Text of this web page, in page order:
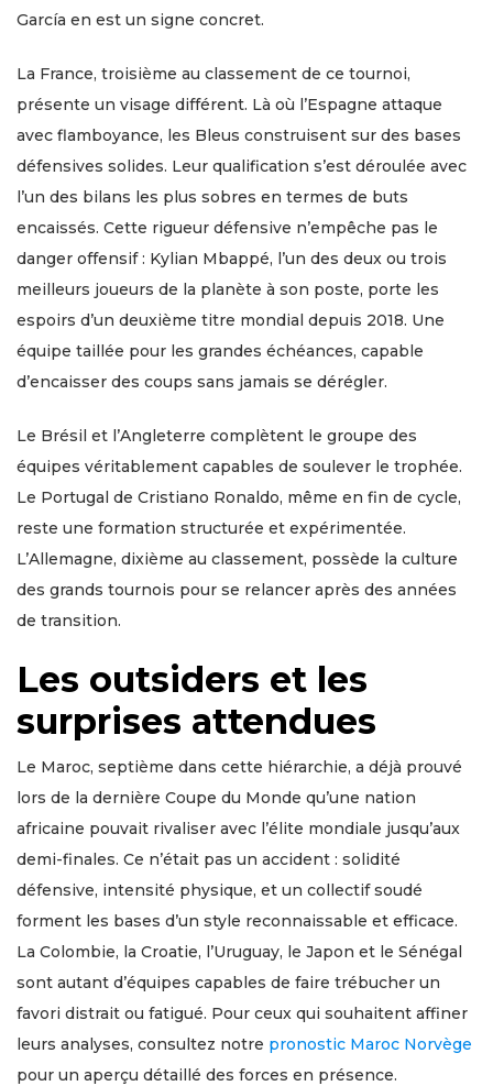
García en est un signe concret.
La France, troisième au classement de ce tournoi,
présente un visage différent. Là où l’Espagne attaque
avec flamboyance, les Bleus construisent sur des bases
défensives solides. Leur qualification s’est déroulée avec
l’un des bilans les plus sobres en termes de buts
encaissés. Cette rigueur défensive n’empêche pas le
danger offensif : Kylian Mbappé, l’un des deux ou trois
meilleurs joueurs de la planète à son poste, porte les
espoirs d’un deuxième titre mondial depuis 2018. Une
équipe taillée pour les grandes échéances, capable
d’encaisser des coups sans jamais se dérégler.
Le Brésil et l’Angleterre complètent le groupe des
équipes véritablement capables de soulever le trophée.
Le Portugal de Cristiano Ronaldo, même en fin de cycle,
reste une formation structurée et expérimentée.
L’Allemagne, dixième au classement, possède la culture
des grands tournois pour se relancer après des années
de transition.
Les outsiders et les
surprises attendues
Le Maroc, septième dans cette hiérarchie, a déjà prouvé
lors de la dernière Coupe du Monde qu’une nation
africaine pouvait rivaliser avec l’élite mondiale jusqu’aux
demi-finales. Ce n’était pas un accident : solidité
défensive, intensité physique, et un collectif soudé
forment les bases d’un style reconnaissable et efficace.
La Colombie, la Croatie, l’Uruguay, le Japon et le Sénégal
sont autant d’équipes capables de faire trébucher un
favori distrait ou fatigué. Pour ceux qui souhaitent affiner
leurs analyses, consultez notre pronostic Maroc Norvège
pour un aperçu détaillé des forces en présence.